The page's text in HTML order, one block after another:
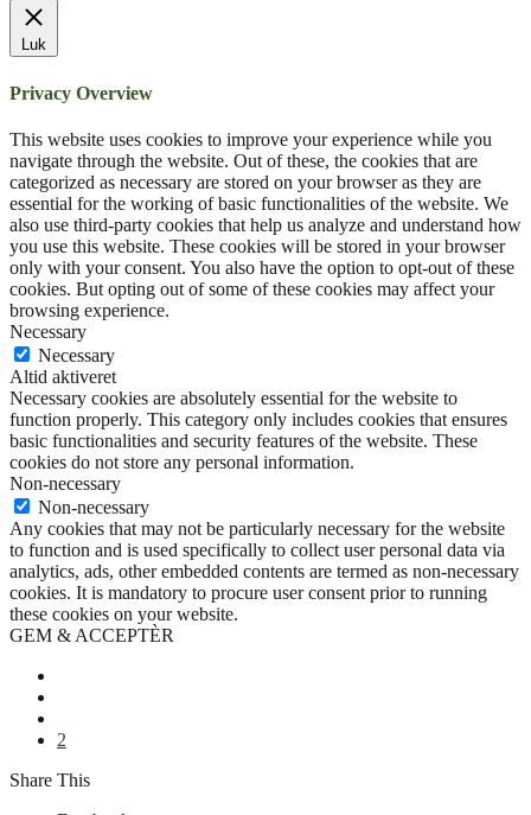
Luk
Privacy Overview
This website uses cookies to improve your experience while you
navigate through the website. Out of these, the cookies that are
categorized as necessary are stored on your browser as they are
essential for the working of basic functionalities of the website. We
also use third-party cookies that help us analyze and understand how
you use this website. These cookies will be stored in your browser
only with your consent. You also have the option to opt-out of these
cookies. But opting out of some of these cookies may affect your
browsing experience.
Necessary
Necessary
Altid aktiveret
Necessary cookies are absolutely essential for the website to
function properly. This category only includes cookies that ensures
basic functionalities and security features of the website. These
cookies do not store any personal information.
Non-necessary
Non-necessary
Any cookies that may not be particularly necessary for the website
to function and is used specifically to collect user personal data via
analytics, ads, other embedded contents are termed as non-necessary
cookies. It is mandatory to procure user consent prior to running
these cookies on your website.
GEM & ACCEPTÈR
2
Share This